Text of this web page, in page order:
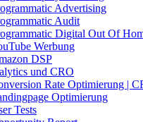
Advertising
Audit
Digital Out Of
Werbung
DSP
und CRO
Rate Optimierung |
Optimierung
Tests